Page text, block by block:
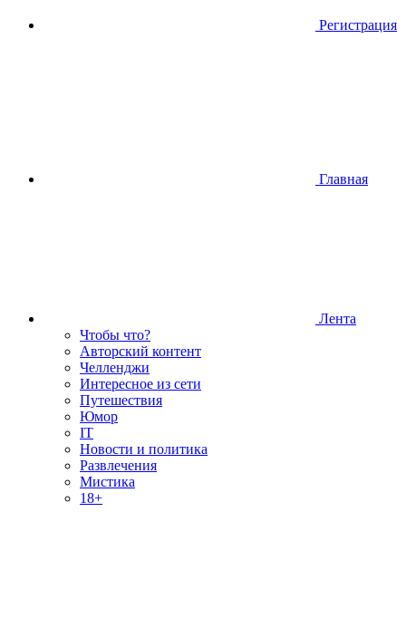
Регистрация
Главная
Лента
Чтобы что?
Авторский контент
Челленджи
Интересное из сети
Путешествия
Юмор
IT
Новости и политика
Развлечения
Мистика
18+